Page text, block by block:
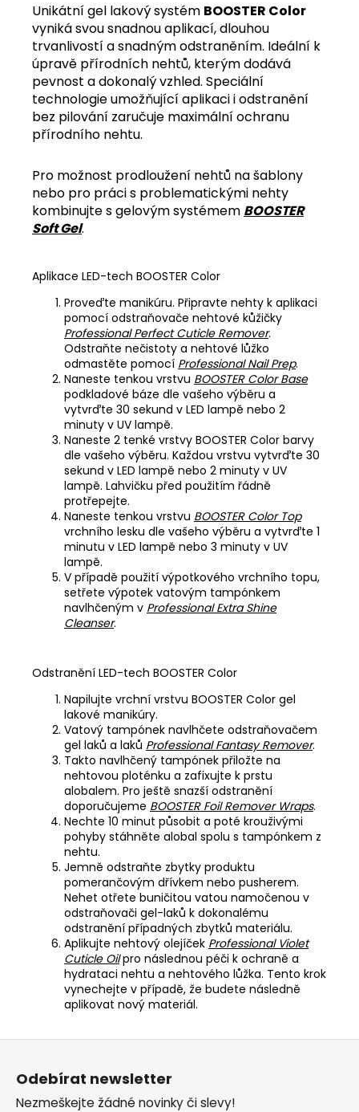
Unikátní gel lakový systém BOOSTER Color
vyniká svou snadnou aplikací, dlouhou
trvanlivostí a snadným odstraněním. Ideální k
úpravě přírodních nehtů, kterým dodává
pevnost a dokonalý vzhled. Speciální
technologie umožňující aplikaci i odstranění
bez pilování zaručuje maximální ochranu
přírodního nehtu.
Pro možnost prodloužení nehtů na šablony
nebo pro práci s problematickými nehty
kombinujte s gelovým systémem BOOSTER
Soft Gel.
Aplikace LED-tech BOOSTER Color
Proveďte manikúru. Připravte nehty k aplikaci
pomocí odstraňovače nehtové kůžičky
Professional Perfect Cuticle Remover.
Odstraňte nečistoty a nehtové lůžko
odmastěte pomocí Professional Nail Prep.
Naneste tenkou vrstvu BOOSTER Color Base
podkladové báze dle vašeho výběru a
vytvrďte 30 sekund v LED lampě nebo 2
minuty v UV lampě.
Naneste 2 tenké vrstvy BOOSTER Color barvy
dle vašeho výběru. Každou vrstvu vytvrďte 30
sekund v LED lampě nebo 2 minuty v UV
lampě. Lahvičku před použitím řádně
protřepejte.
Naneste tenkou vrstvu BOOSTER Color Top
vrchního lesku dle vašeho výběru a vytvrďte 1
minutu v LED lampě nebo 3 minuty v UV
lampě.
V případě použití výpotkového vrchního topu,
setřete výpotek vatovým tampónkem
navlhčeným v Professional Extra Shine
Cleanser.
Odstranění LED-tech BOOSTER Color
Napilujte vrchní vrstvu BOOSTER Color gel
lakové manikúry.
Vatový tampónek navlhčete odstraňovačem
gel laků a laků Professional Fantasy Remover.
Takto navlhčený tampónek přiložte na
nehtovou ploténku a zafixujte k prstu
alobalem. Pro ještě snazší odstranění
doporučujeme BOOSTER Foil Remover Wraps.
Nechte 10 minut působit a poté krouživými
pohyby stáhněte alobal spolu s tampónkem z
nehtu.
Jemně odstraňte zbytky produktu
pomerančovým dřívkem nebo pusherem.
Nehet otřete buničitou vatou namočenou v
odstraňovači gel-laků k dokonalému
odstranění případných zbytků materiálu.
Aplikujte nehtový olejíček Professional Violet
Cuticle Oilpro následnou péči k ochraně a
hydrataci nehtu a nehtového lůžka. Tento krok
vynechejte v případě, že budete následně
aplikovat nový materiál.
Z
Odebírat newsletter
Nezmeškejte žádné novinky či slevy!